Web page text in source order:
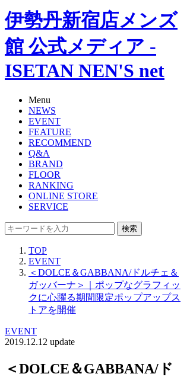
伊勢丹新宿店メンズ
館 公式メディア -
ISETAN NEN'S net
Menu
NEWS
EVENT
FEATURE
RECOMMEND
Q&A
BRAND
FLOOR
RANKING
ONLINE STORE
SERVICE
検索
TOP
EVENT
＜DOLCE＆GABBANA/ドルチェ＆
ガッバーナ＞｜ポップなグラフィッ
クに心躍る期間限定ポップアップス
トアを開催
EVENT
2019.12.12 update
＜DOLCE＆GABBANA/ド